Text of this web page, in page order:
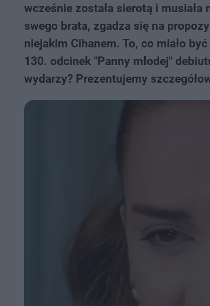
wcześnie została sierotą i
swego brata, zgadza się na
niejakim Cihanem. To, co miało
130. odcinek "Panny młodej"
wydarzy? Prezentujemy